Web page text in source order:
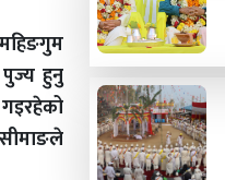
हुनु